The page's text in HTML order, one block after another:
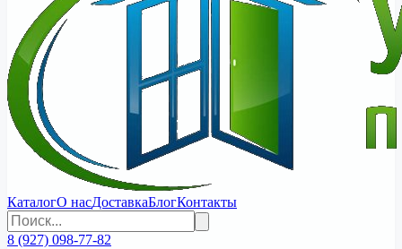
КаталогО насДоставкаБлогКонтакты
8 (927) 098-77-82